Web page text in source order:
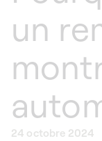
un
24 octobre 2024